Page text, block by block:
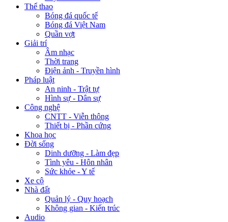
Thể thao
Bóng đá quốc tế
Bóng đá Việt Nam
Quần vợt
Giải trí
Âm nhạc
Thời trang
Điện ảnh - Truyền hình
Pháp luật
An ninh - Trật tự
Hình sự - Dân sự
Công nghệ
CNTT - Viễn thông
Thiết bị - Phần cứng
Khoa học
Đời sống
Dinh dưỡng - Làm đẹp
Tình yêu - Hôn nhân
Sức khỏe - Y tế
Xe cộ
Nhà đất
Quản lý - Quy hoạch
Không gian - Kiến trúc
Audio